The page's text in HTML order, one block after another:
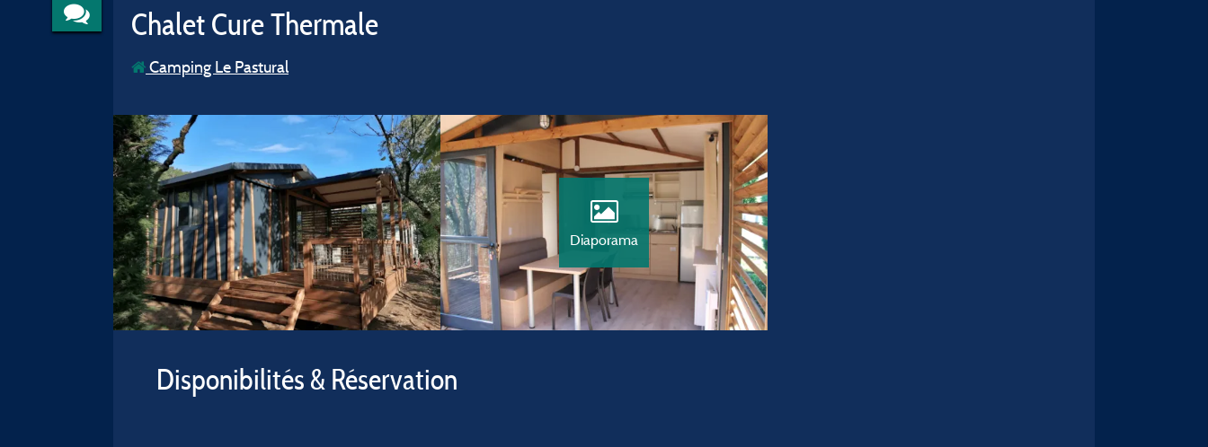
Chalet Cure Thermale
Camping Le Pastural
Diaporama
Disponibilités & Réservation